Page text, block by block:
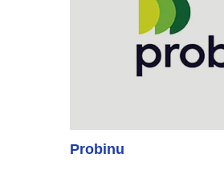
Probinu